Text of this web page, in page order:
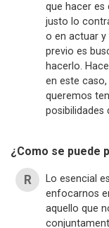
que hacer es
justo lo
o en actuar y
previo es
hacerlo.
en este
queremos
posibilidades
¿Como se puede
Lo esencial
enfocarnos
aquello que